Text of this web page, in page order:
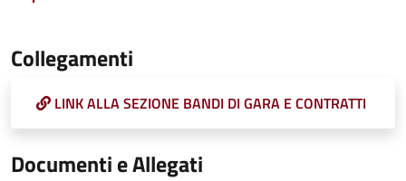
Collegamenti
LINK ALLA SEZIONE BANDI DI GARA E CONTRATTI
Documenti e Allegati